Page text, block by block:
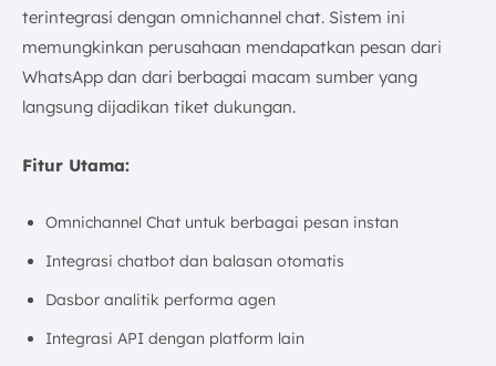
terintegrasi dengan omnichannel chat. Sistem ini
memungkinkan perusahaan mendapatkan pesan dari
WhatsApp dan dari berbagai macam sumber yang
langsung dijadikan tiket dukungan.
Fitur Utama:
Omnichannel Chat untuk berbagai pesan instan
Integrasi chatbot dan balasan otomatis
Dasbor analitik performa agen
Integrasi API dengan platform lain